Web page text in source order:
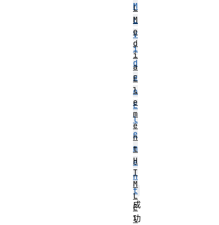
M
L
V
i
d
e
o
E
l
e
m
e
n
t
成
功
L
M
e
d
i
a
E
l
e
m
e
n
t
H
T
M
L
E
l